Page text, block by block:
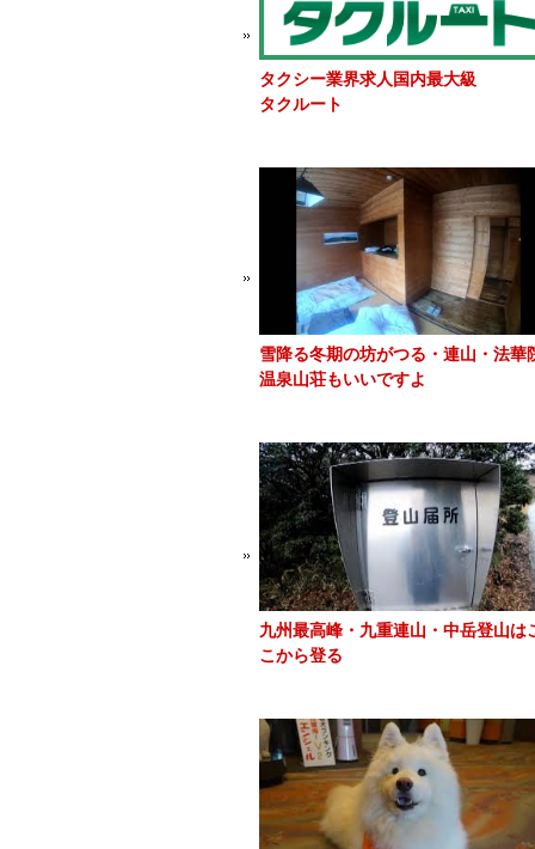
タクシー業界求人国内最大級
タクルート
雪降る冬期の坊がつる・連山・法華
温泉山荘もいいですよ
九州最高峰・九重連山・中岳登山は
こから登る